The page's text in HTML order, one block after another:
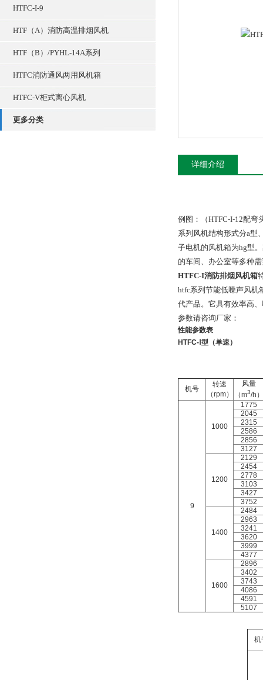
HTFC-I-9
HTF（A）消防高温排烟风机
HTF（B）/PYHL-14A系列
HTFC消防通风两用风机箱
HTFC-V柜式离心风机
更多分类
详细介绍
例图：（HTFC-I-12配弯
系列风机结构形式分a型
子电机的风机箱为hg型
的车间、办公室等多种
HTFC-I消防排烟风机箱
htfc系列节能低噪声风机
代产品。它具有效率高
参数请咨询厂家：
性能参数表
HTFC-Ⅰ 型 （单速）
机号
转速
（rpm）
风量
（m3/h）
9
1000
1775
2045
2315
2586
2856
3127
1200
2129
2454
2778
3103
3427
3752
1400
2484
2963
3241
3620
3999
4377
1600
2896
3402
3743
4086
4591
5107
机